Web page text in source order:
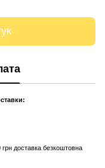
доставка безкоштовна